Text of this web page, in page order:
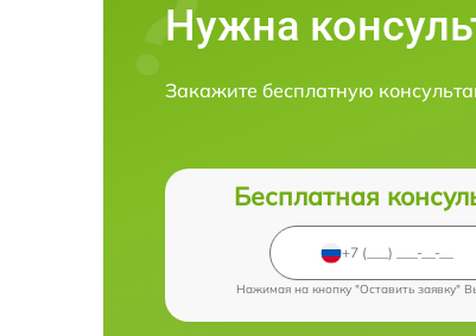
Нужна
Закажите бесплатную
Бесплатная
Нажимая на кнопку "Оставить заявку"